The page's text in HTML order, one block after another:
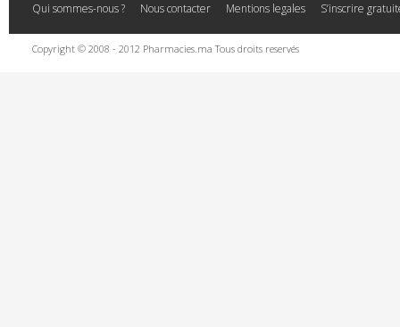
Qui sommes-nous ? Nous contacter Mentions legales S’inscrire
Copyright © 2008 - 2012 Pharmacies.ma Tous droits reservés